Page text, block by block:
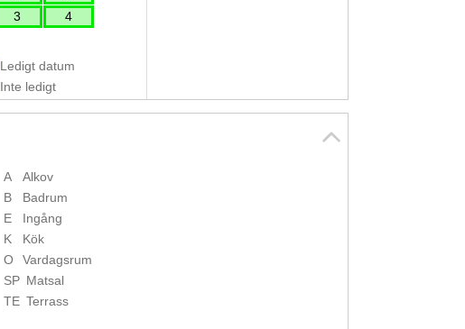
3 4
Ledigt datum
Inte ledigt
A
Alkov
B
Badrum
E
Ingång
K
Kök
O
Vardagsrum
SP Matsal
TE Terrass